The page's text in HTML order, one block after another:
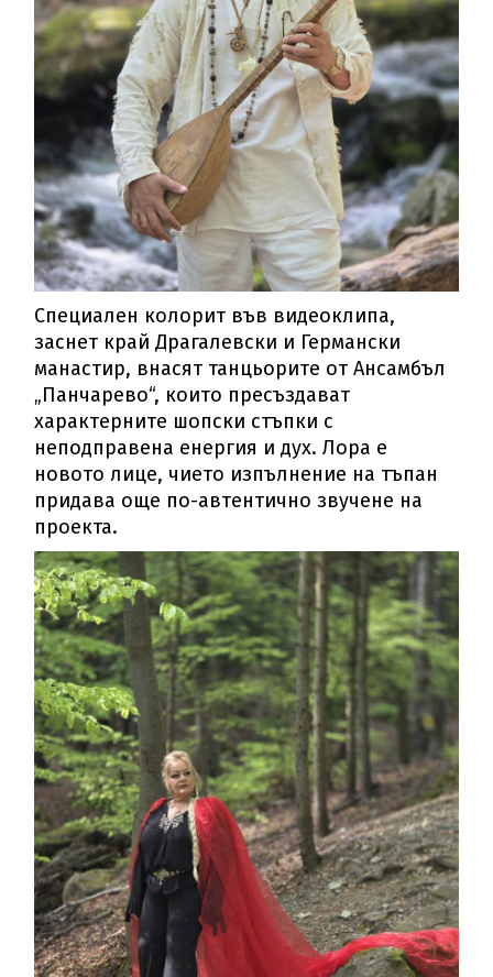
Специален колорит във видеоклипа,
заснет край Драгалевски и Германски
манастир, внасят танцьорите от Ансамбъл
„Панчарево“, които пресъздават
характерните шопски стъпки с
неподправена енергия и дух. Лора е
новото лице, чието изпълнение на тъпан
придава още по-автентично звучене на
проекта.